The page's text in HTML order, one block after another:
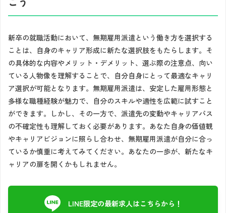
新卒の就職活動において、無期雇用派遣という働き方を選択する
ことは、自身のキャリア形成に新たな選択肢をもたらします。そ
の具体的な内容やメリット・デメリット、選ぶ際の注意点、向い
ている人物像を理解することで、自分自身にとって最適なキャリ
ア選択が可能となります。無期雇用派遣は、安定した雇用形態と
多様な職種経験が魅力で、自分のスキルや適性を広範に試すこと
ができます。しかし、その一方で、派遣先の変動やキャリアパス
の不確定性も理解しておく必要があります。あなた自身の価値観
やキャリアビジョンに照らし合わせ、無期雇用派遣が自分に合っ
ているか慎重に考えてみてください。あなたの一歩が、新たなキ
ャリアの扉を開くかもしれません。
LINE限定の最新求人はこちらから！